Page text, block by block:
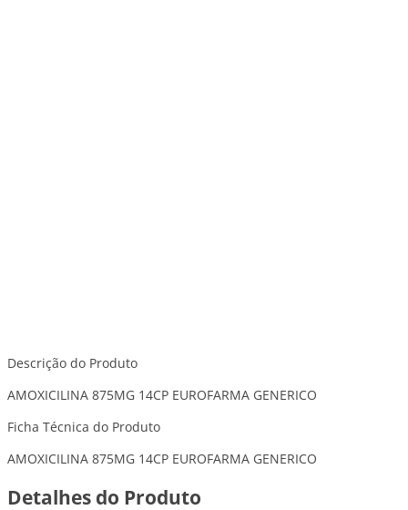
Descrição do Produto
AMOXICILINA 875MG 14CP EUROFARMA GENERICO
Ficha Técnica do Produto
AMOXICILINA 875MG 14CP EUROFARMA GENERICO
Detalhes do Produto